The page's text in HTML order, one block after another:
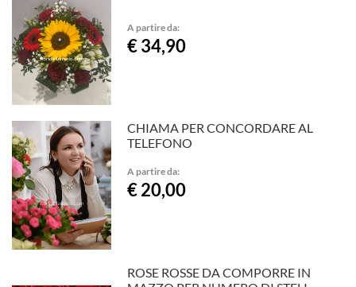
A partire da:
€ 34,90
CHIAMA PER CONCORDARE AL
TELEFONO
A partire da:
€ 20,00
ROSE ROSSE DA COMPORRE IN